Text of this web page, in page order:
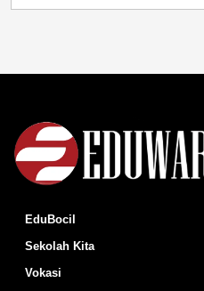
EduBocil
Sekolah Kita
Vokasi